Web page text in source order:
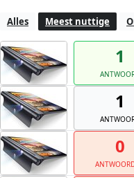
Alles Meest nuttige
1
1
0